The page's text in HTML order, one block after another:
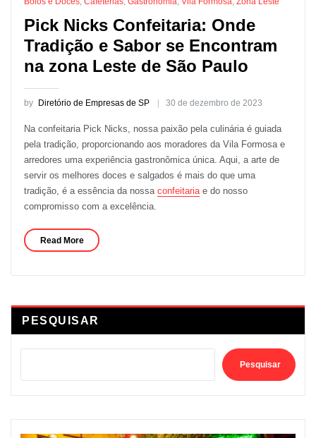
Pick Nicks Confeitaria: Onde
Tradição e Sabor se Encontram
na zona Leste de São Paulo
by Diretório de Empresas de SP 30 de dezembro de 2023
Na confeitaria Pick Nicks, nossa paixão pela culinária é guiada
pela tradição, proporcionando aos moradores da Vila Formosa e
arredores uma experiência gastronômica única. Aqui, a arte de
servir os melhores doces e salgados é mais do que uma
tradição, é a essência da nossa confeitariae do nosso
compromisso com a excelência.
Read More
PESQUISAR
Pesquisar